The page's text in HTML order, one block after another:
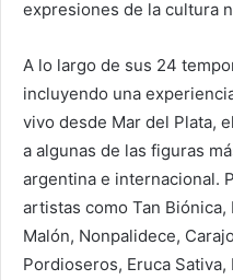
expresiones de la cultura
A lo largo de sus 24
incluyendo una
vivo desde Mar del Plata,
a algunas de las figuras
argentina e internacional.
artistas como Tan Biónica,
Malón, Nonpalidece,
Pordioseros, Eruca